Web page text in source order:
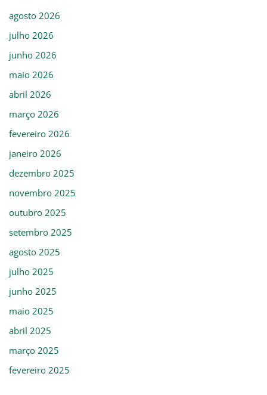
agosto 2026
julho 2026
junho 2026
maio 2026
abril 2026
março 2026
fevereiro 2026
janeiro 2026
dezembro 2025
novembro 2025
outubro 2025
setembro 2025
agosto 2025
julho 2025
junho 2025
maio 2025
abril 2025
março 2025
fevereiro 2025